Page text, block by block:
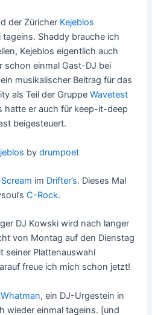
der Züricher Kejeblos
tageins. Shaddy brauche ich
Kejeblos eigentlich auch
schon einmal Gast-DJ bei
musikalischer Beitrag für das
als Teil der GruppeWavetest
hatte er auch für keep-it-deep
beigesteuert.
bydrumpoet
im Drifter’s. Dieses Mal
C-Rock.
DJ Kowski wird nach langer
von Montag auf den Dienstag
seiner Plattenauswahl
freue ich mich schon jetzt!
, ein DJ-Urgestein in
wieder einmal tageins. [und